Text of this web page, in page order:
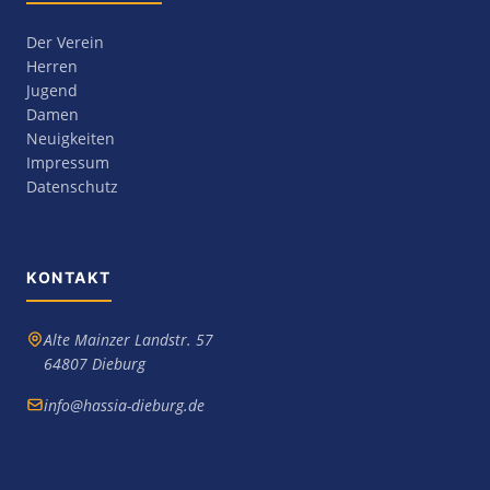
Der Verein
Herren
Jugend
Damen
Neuigkeiten
Impressum
Datenschutz
KONTAKT
Alte Mainzer Landstr. 57
64807 Dieburg
info@hassia-dieburg.de